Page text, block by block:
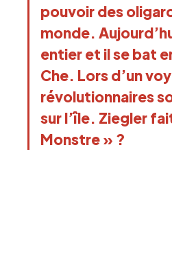
pouvoir des
monde.
entier et il se bat
Che. Lors d’un
révolutionnaires
sur l’île. Ziegler
Monstre » ?